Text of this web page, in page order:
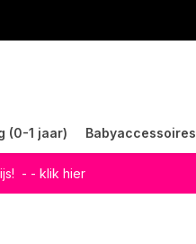
(0-1 jaar) Babyaccessoires
- - klik hier